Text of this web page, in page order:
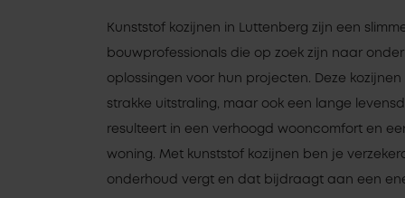
Kunststof kozijnen in Luttenberg zijn een
bouwprofessionals die op zoek zijn naar
oplossingen voor hun projecten. Deze
strakke uitstraling, maar ook een lange
resulteert in een verhoogd wooncomfort en
woning. Met kunststof kozijnen ben je
onderhoud vergt en dat bijdraagt aan een